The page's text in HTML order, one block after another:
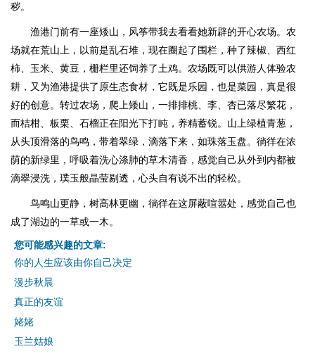
秽。
渔港门前有一座矮山，风筝带我去看看她新辟的开心农场。农
场就在荒山上，以前是乱石堆，现在圈起了围栏，种了辣椒、西红
柿、玉米、黄豆，栅栏里还饲养了土鸡。农场既可以供游人体验农
耕，又为渔港提供了原生态食材，它既是乐园，也是菜园，真是很
好的创意。转过农场，爬上矮山，一排排桃、李、杏已落尽繁花，
而桔柑、板栗、石榴正在阳光下打盹，养精蓄锐。山上绿植青葱，
从头顶滑落的鸟鸣，带着翠绿，滴落下来，如珠落玉盘。徜徉在浓
荫的新绿里，呼吸着洗心涤肺的草木清香，感觉自己从外到内都被
滴翠浸洗，璞玉般晶莹剔透，心头自有说不出的轻松。
鸟鸣山更静，树高林更幽，徜徉在这屏蔽喧嚣处，感觉自己也
成了湖边的一草或一木。
您可能感兴趣的文章:
你的人生应该由你自己决定
漫步秋晨
真正的友谊
姥姥
玉兰姑娘